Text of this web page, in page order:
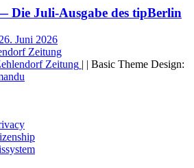
Die Juli-Ausgabe des tipBerlin
26. Juni 2026
Zeitung | | Basic Theme Design: